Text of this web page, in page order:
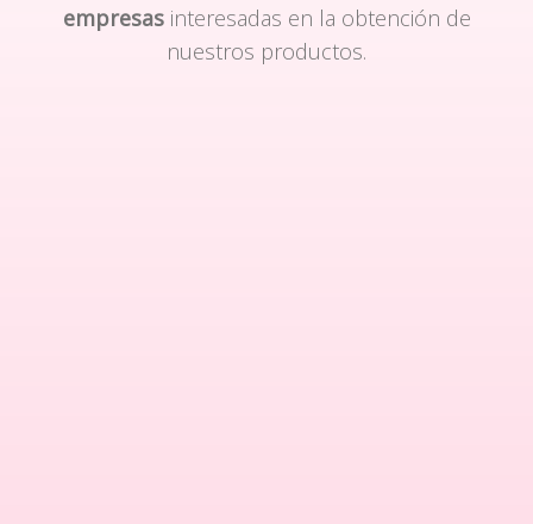
empresasinteresadas en la obtención de
nuestros productos.